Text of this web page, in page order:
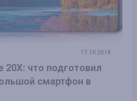
17.10.2018
20X: что подготовил
смартфон в